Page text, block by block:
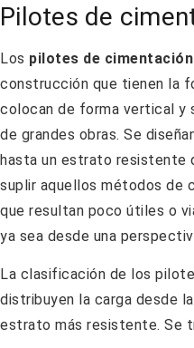
Pilotes de
Los pilotes de cimentación
construcción que tienen la
colocan de forma vertical y
de grandes obras. Se
hasta un estrato resistente
suplir aquellos métodos de
que resultan poco útiles o
ya sea desde una
La clasificación de los
distribuyen la carga desde
estrato más resistente. Se